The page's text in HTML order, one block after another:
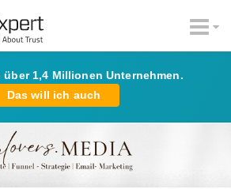
über 1,4 Millionen Unternehmen.
Das will ich auch